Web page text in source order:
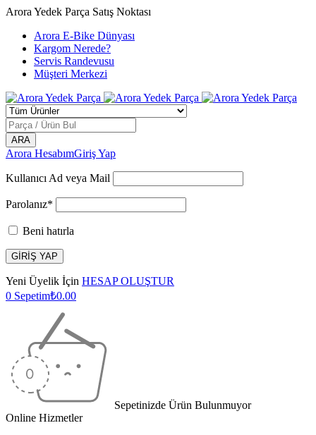
Arora Yedek Parça Satış Noktası
Arora E-Bike Dünyası
Kargom Nerede?
Servis Randevusu
Müşteri Merkezi
Arora HesabımGiriş Yap
Kullanıcı Ad veya Mail
Parolanız*
Beni hatırla
Yeni Üyelik İçin HESAP OLUŞTUR
0 Sepetim₺0.00
Sepetinizde Ürün Bulunmuyor
Online Hizmetler